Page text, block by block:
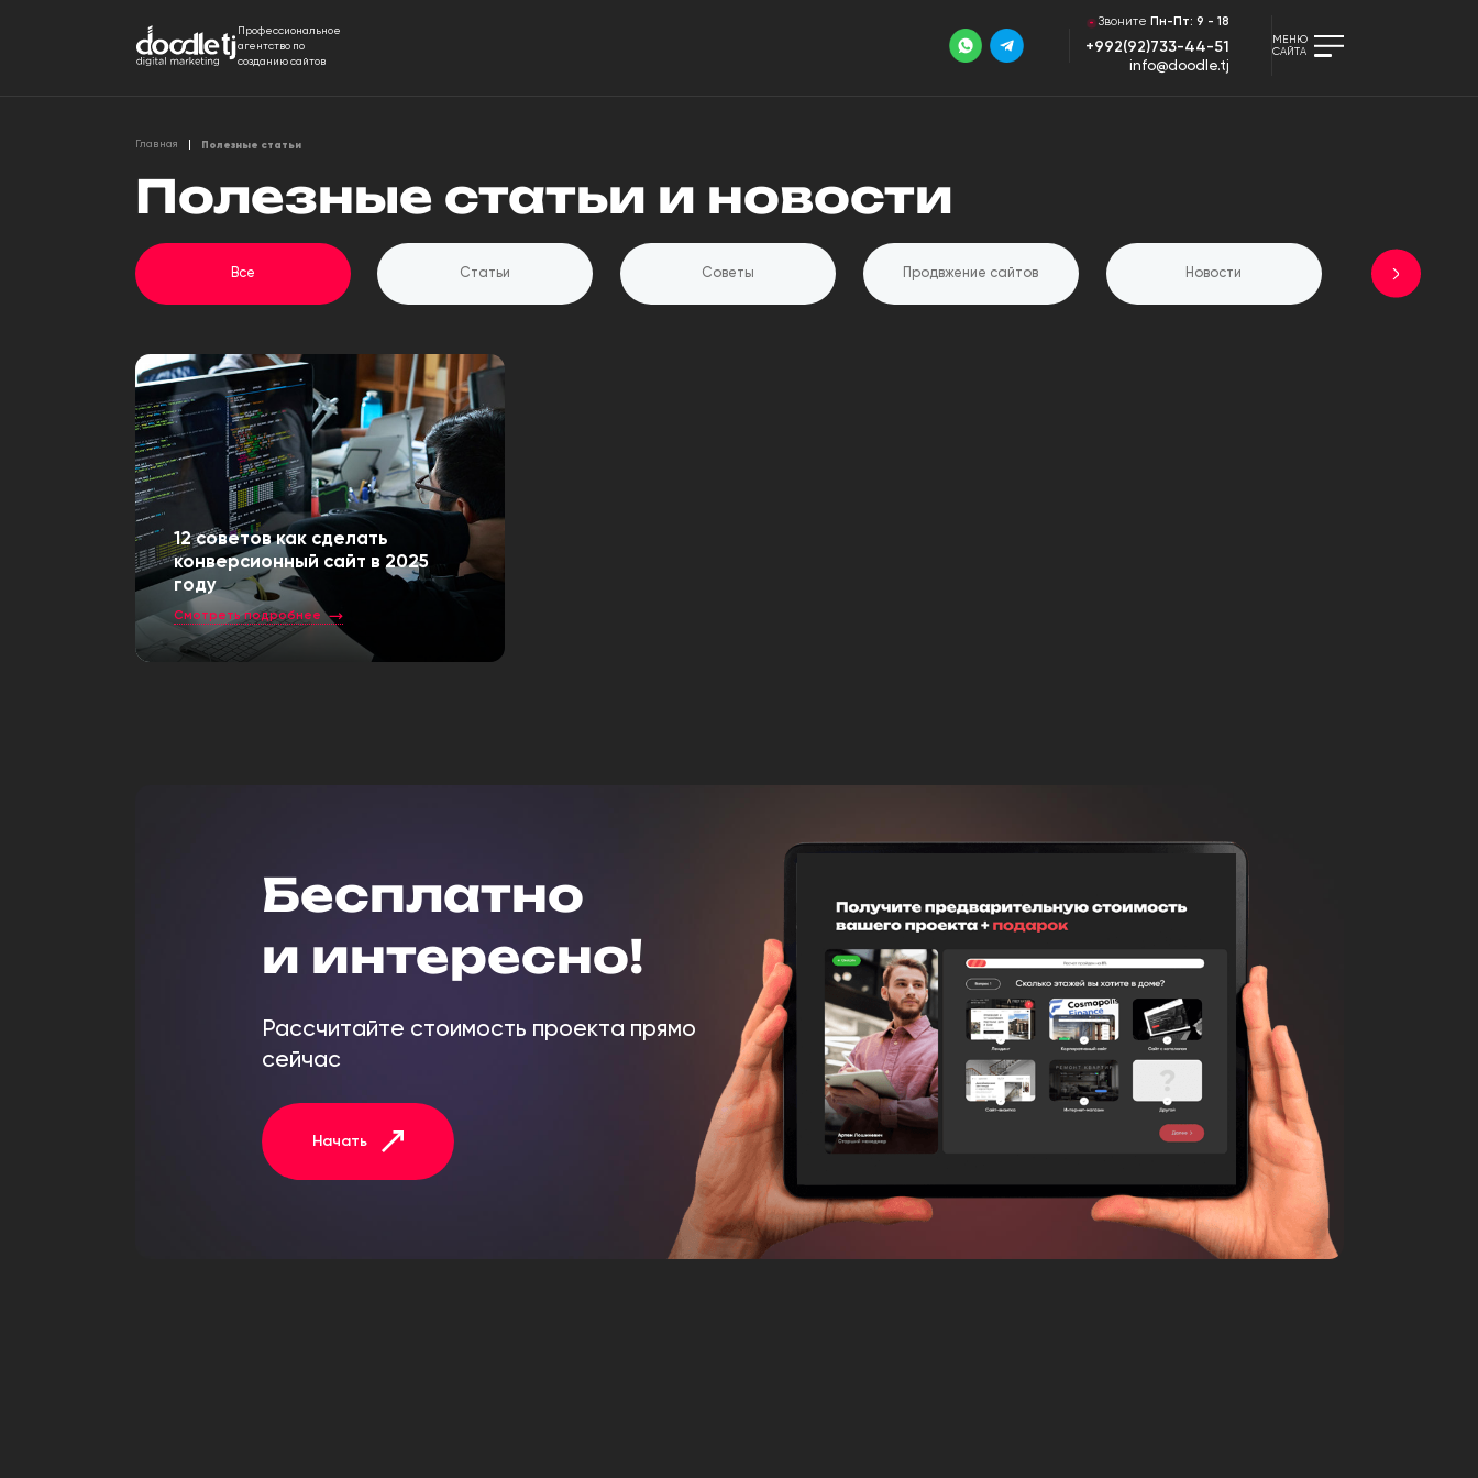
Профессиональное
агентство по
созданию сайтов
Звоните Пн-Пт: 9 - 18
+992(92)733-44-51
info@doodle.tj
МЕНЮ
САЙТА
Главная Полезные статьи
Полезные статьи и новости
Все Статьи Советы Продвжение сайтов Новости
12 советов как сделать
конверсионный сайт в 2025
году
Смотреть подробнее
Бесплатно
и интересно!
Рассчитайте стоимость проекта прямо
сейчас
Начать